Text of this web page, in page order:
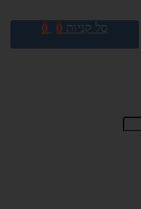
סל קניות 0
0